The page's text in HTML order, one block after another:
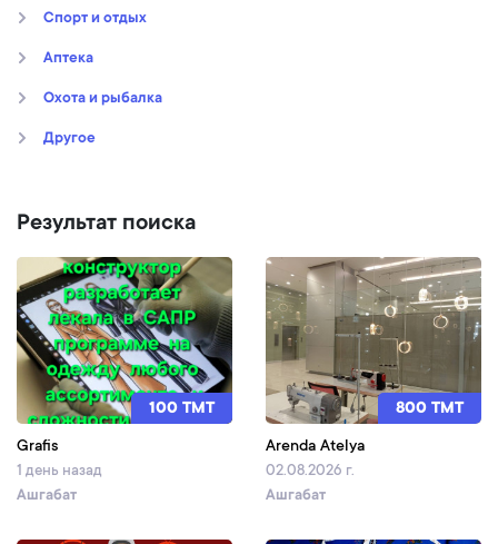
Спорт и отдых
Аптека
Охота и рыбалка
Другое
Результат поиска
100 TMT
Grafis
1 день назад
Ашгабат
800 TMT
Arenda Atelya
02.08.2026 г.
Ашгабат